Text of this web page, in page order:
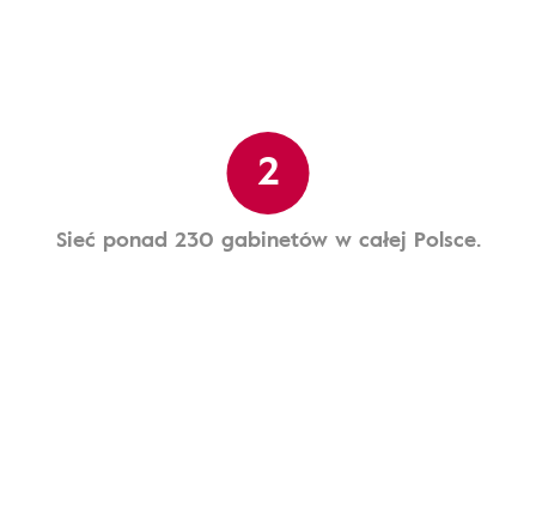
2
Sieć ponad 230 gabinetów w całej Polsce.